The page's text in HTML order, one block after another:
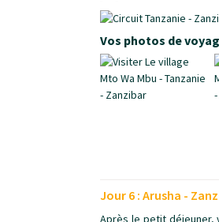
Vos photos de
Jour 6 : Arusha -
Après le petit déjeuner,